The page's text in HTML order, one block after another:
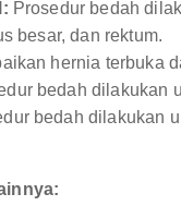
Prosedur bedah
besar, dan rektum.
hernia terbuka
bedah dilakukan
bedah dilakukan